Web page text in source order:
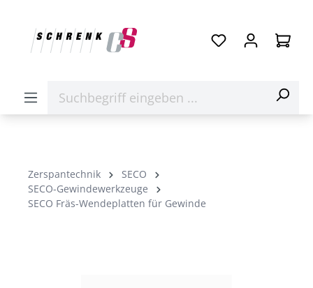
Zerspantechnik
SECO
SECO-Gewindewerkzeuge
SECO Fräs-Wendeplatten für Gewinde